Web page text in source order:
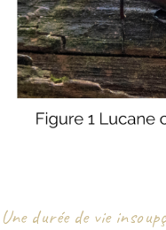
Une durée de vie